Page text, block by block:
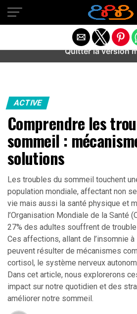
Warning
: preg_match(): Unknown
/home/u589487443/domains/
content/plugins/idev-post-views/
ACTIVE
Comprendre les
sommeil :
solutions
Les troubles du sommeil touchent
population mondiale, affectant non
vie mais aussi la santé physique et
l’Organisation Mondiale de la Santé
27% des adultes souffrent de
Ces affections, allant de l’insomnie à
peuvent résulter de mécanismes
cortisol, le système nerveux
Dans cet article, nous explorerons
impact sur notre quotidien et des
améliorer notre sommeil.
Quitter la version